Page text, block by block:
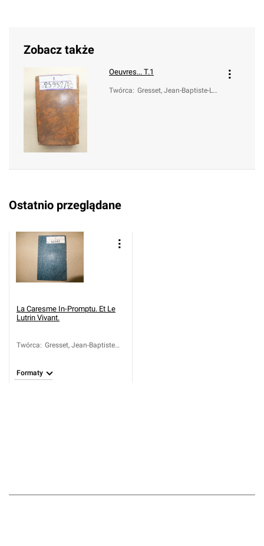
Zobacz także
Oeuvres... T.1
Twórca: Gresset, Jean-Baptiste-Lo
Ostatnio przeglądane
La Caresme In-Promptu. Et Le
Lutrin Vivant.
Twórca: Gresset, Jean-Baptiste
Formaty